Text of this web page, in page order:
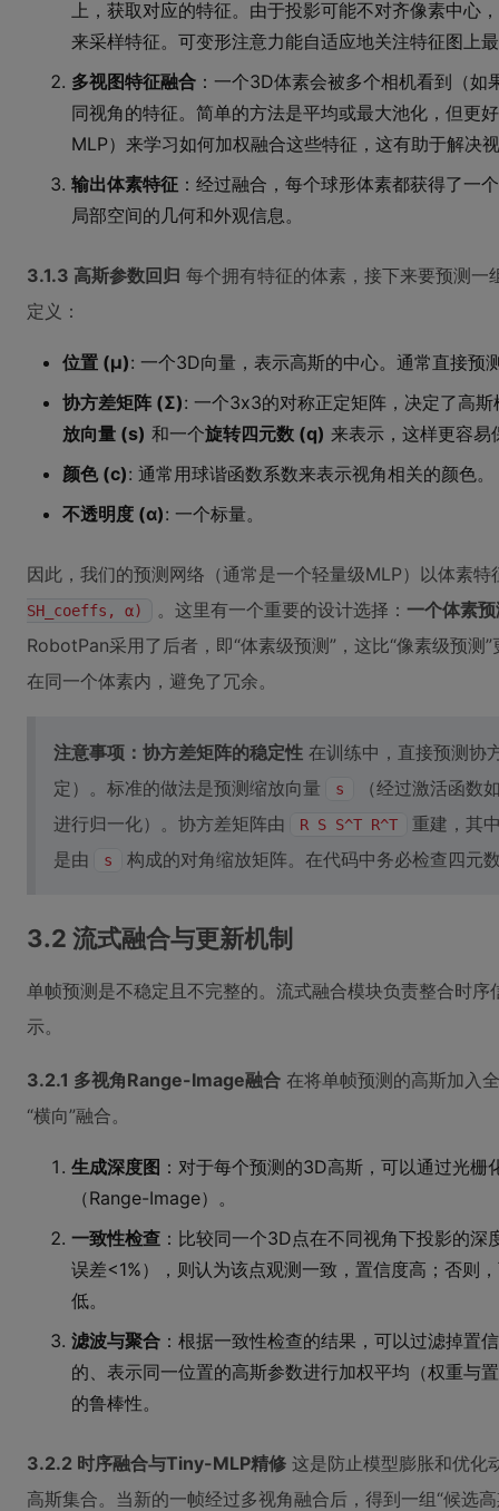
上，获取对应的特征。由于投影可能不对齐像素中心
来采样特征。可变形注意力能自适应地关注特征图上
多视图特征融合 ：一个3D体素会被多个相机看到（
同视角的特征。简单的方法是平均或最大池化，但更
MLP）来学习如何加权融合这些特征，这有助于解决
输出体素特征 ：经过融合，每个球形体素都获得了一
局部空间的几何和外观信息。
3.1.3 高斯参数回归 每个拥有特征的体素，接下来要预测
定义：
位置 (μ): 一个3D向量，表示高斯的中心。通常直接预
协方差矩阵 (Σ): 一个3x3的对称正定矩阵，决定了高
放向量 (s) 和一个旋转四元数 (q) 来表示，这样更容易
颜色 (c): 通常用球谐函数系数来表示视角相关的颜色。
不透明度 (α): 一个标量。
因此，我们的预测网络（通常是一个轻量级MLP）以体素
SH_coeffs, α) 。这里有一个重要的设计选择： 一个体素
RobotPan采用了后者，即“体素级预测”，这比“像素级预
在同一个体素内，避免了冗余。
注意事项：协方差矩阵的稳定性 在训练中，直接预测协
定）。标准的做法是预测缩放向量
s
（经过激活函数
进行归一化）。协方差矩阵由
R S S^T R^T
重建，其
是由
s 构成的对角缩放矩阵。在代码中务必检查四元
3.2 流式融合与更新机制
单帧预测是不稳定且不完整的。流式融合模块负责整合时
示。
3.2.1 多视角Range-Image融合 在将单帧预测的高斯加入
“横向”融合。
生成深度图 ：对于每个预测的3D高斯，可以通过光
（Range-Image）。
一致性检查 ：比较同一个3D点在不同视角下投影的
误差<1%），则认为该点观测一致，置信度高；否则
低。
滤波与聚合 ：根据一致性检查的结果，可以过滤掉置
的、表示同一位置的高斯参数进行加权平均（权重与
的鲁棒性。
3.2.2 时序融合与Tiny-MLP精修 这是防止模型膨胀和优化
高斯集合。当新的一帧经过多视角融合后，得到一组“候选